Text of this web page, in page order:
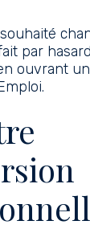
par
ouvrant